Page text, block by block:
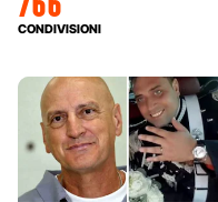
CONDIVISIONI